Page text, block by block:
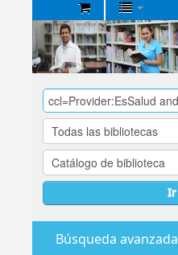
Biblioteca
Central
EsSalud
Ir
Búsqueda avanzada